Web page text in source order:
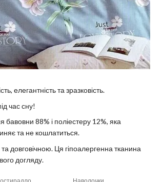
елегантність та зразковість.
час сну!
бавовни 88% і поліестеру 12%, яка
та не кошлатиться.
довговічною. Ця гіпоалергенна тканина
догляду.